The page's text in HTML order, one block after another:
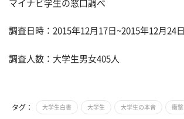
マイナビ学生の窓口調べ
調査日時：2015年12月17日~2015年12月24日
調査人数：大学生男女405人
タグ： 大学生白書 大学生 大学生の本音 衝撃